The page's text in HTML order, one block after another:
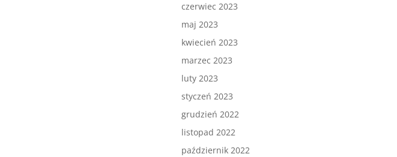
czerwiec 2023
maj 2023
kwiecień 2023
marzec 2023
luty 2023
styczeń 2023
grudzień 2022
listopad 2022
październik 2022